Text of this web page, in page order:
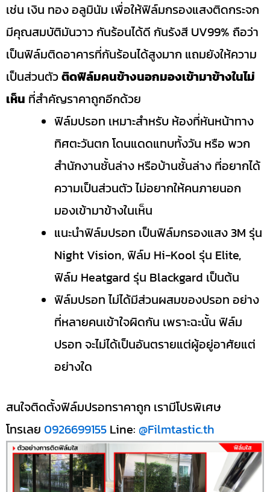
เช่น เงิน ทอง อลูมินัม เพื่อให้ฟิล์มกรองแสงติดกระจก
มีคุณสมบัติมันวาว กันร้อนได้ดี กันรังสี UV99% ถือว่า
เป็นฟิล์มติดอาคารที่กันร้อนได้สูงมาก แถมยังให้ความ
เป็นส่วนตัวติดฟิล์มคนข้างนอกมองเข้ามาข้างในไม่
เห็น ที่สำคัญราคาถูกอีกด้วย
ฟิล์มปรอท เหมาะสำหรับ ห้องที่หันหน้าทาง
ทิศตะวันตก โดนแดดแทบทั้งวัน หรือ พวก
สำนักงานชั้นล่าง หรือบ้านชั้นล่าง ที่อยากได้
ความเป็นส่วนตัว ไม่อยากให้คนภายนอก
มองเข้ามาข้างในเห็น
แนะนำฟิล์มปรอท เป็นฟิล์มกรองแสง 3M รุ่น
Night Vision, ฟิล์ม Hi-Kool รุ่น Elite,
ฟิล์ม Heatgard รุ่น Blackgard เป็นต้น
ฟิล์มปรอท ไม่ได้มีส่วนผสมของปรอท อย่าง
ที่หลายคนเข้าใจผิดกัน เพราะฉะนั้น ฟิล์ม
ปรอท จะไม่ได้เป็นอันตรายแต่ผู้อยู่อาศัยแต่
อย่างใด
สนใจติดตั้งฟิล์มปรอทราคาถูก เรามีโปรพิเศษ
โทรเลย 0926699155 Line: @Filmtastic.th